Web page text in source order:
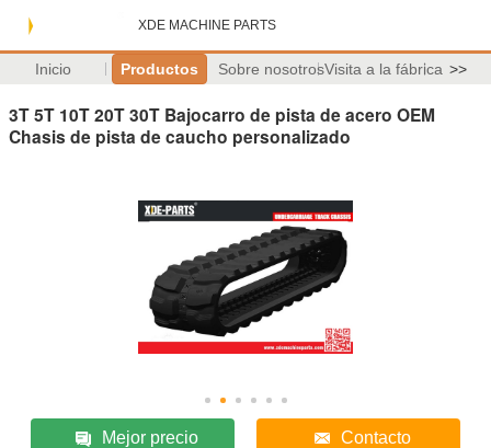
XDE MACHINE PARTS
Inicio Productos Sobre nosotrosVisita a la fábrica >>
3T 5T 10T 20T 30T Bajocarro de pista de acero OEM
Chasis de pista de caucho personalizado
Mejor precio Contacto